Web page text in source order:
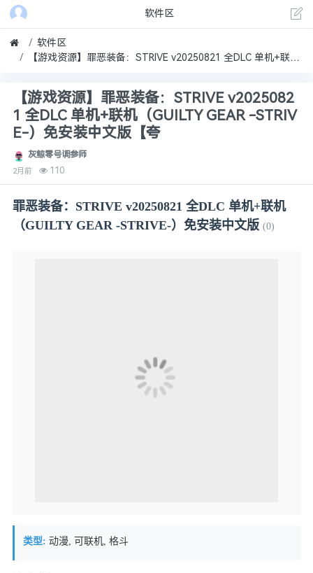
软件区
软件区
【游戏资源】罪恶装备：STRIVE v20250821 全DLC 单机+联机（GUILTY GEAR -STRIVE-）免安装中文版【夸
【游戏资源】罪恶装备：STRIVE v2025082
1 全DLC 单机+联机（GUILTY GEAR -STRIV
E-）免安装中文版【夸
灰鲸零号调参师
2月前 110
罪恶装备：STRIVE v20250821 全DLC 单机+联机
（GUILTY GEAR -STRIVE-）免安装中文版 (0)
类型: 动漫, 可联机, 格斗